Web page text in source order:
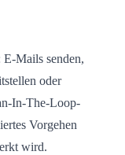
E-Mails senden,
oder
In-The-Loop-
Vorgehen
wird.